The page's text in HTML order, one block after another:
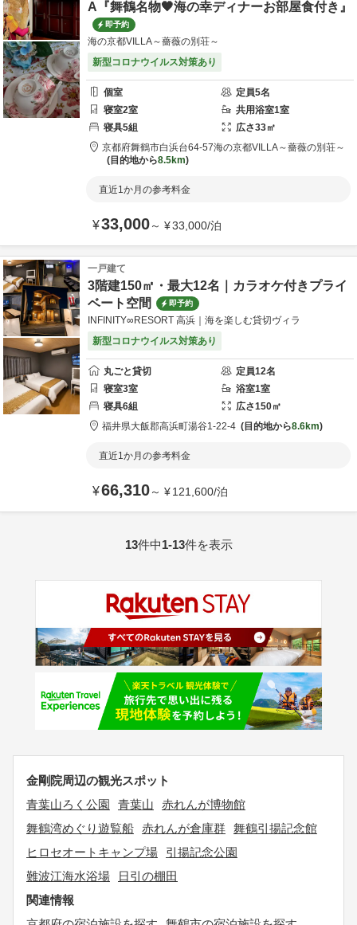
A『舞鶴名物🖤海の幸ディナーお部屋食付き』
即予約
海の京都VILLA～薔薇の別荘～
新型コロナウイルス対策あり
個室 定員5名
寝室2室 共用浴室1室
寝具5組 広さ33㎡
京都府舞鶴市白浜台64-57海の京都VILLA～薔薇の別荘～
目的地から8.5km
直近1か月の参考料金
¥33,000～ ¥33,000/泊
一戸建て
3階建150㎡・最大12名｜カラオケ付きプライ
ベート空間
即予約
INFINITY∞RESORT 高浜｜海を楽しむ貸切ヴィラ
新型コロナウイルス対策あり
丸ごと貸切 定員12名
寝室3室 浴室1室
寝具6組 広さ150㎡
福井県大飯郡高浜町湯谷1-22-4 目的地から8.6km
直近1か月の参考料金
¥66,310～ ¥121,600/泊
13件中1-13件を表示
金剛院周辺の観光スポット
青葉山ろく公園
青葉山
赤れんが博物館
舞鶴湾めぐり遊覧船 赤れんが倉庫群 舞鶴引揚記念館
ヒロセオートキャンプ場
引揚記念公園
難波江海水浴場
日引の棚田
関連情報